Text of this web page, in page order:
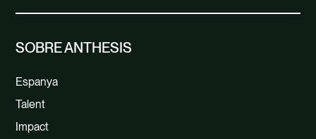
SOBRE ANTHESIS
Espanya
Talent
Impact